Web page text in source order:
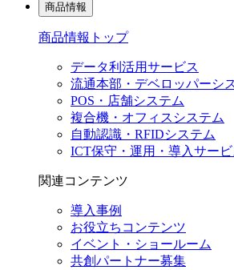
商品情報
商品情報トップ
データ利活用サービス
流通本部・デベロッパーシ
POS・店舗システム
複合機・オフィスシステム
自動認識・RFIDシステム
ICT保守・運用・導入サービ
関連コンテンツ
導入事例
お役立ちコンテンツ
イベント・ショールーム
共創パートナー募集